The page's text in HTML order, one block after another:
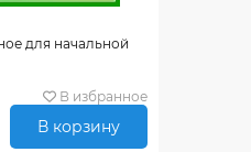
для начальной
В избранное
В корзину